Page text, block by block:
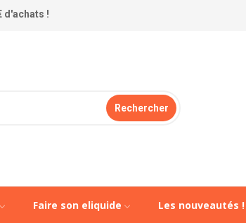
d'achats !
Rechercher
Faire son eliquide Les nouveautés !